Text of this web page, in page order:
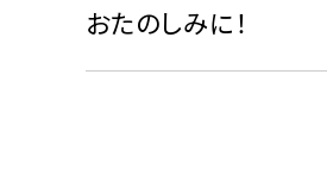
おたのしみに！